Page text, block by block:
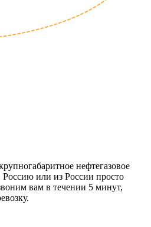
нефтегазовое
или из России просто
вам в течении 5 минут,